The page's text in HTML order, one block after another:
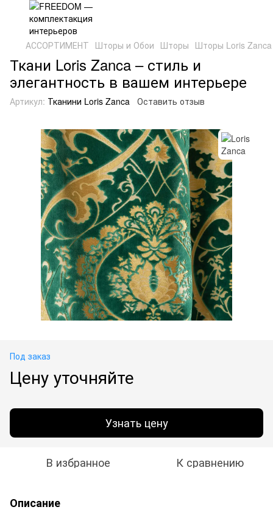
АССОРТИМЕНТ Шторы и Обои Шторы Шторы Loris Zanca
Ткани Loris Zanca – стиль и
элегантность в вашем интерьере
Артикул: Тканини Loris Zanca Оставить отзыв
Под заказ
Цену уточняйте
Узнать цену
В избранное К сравнению
Описание